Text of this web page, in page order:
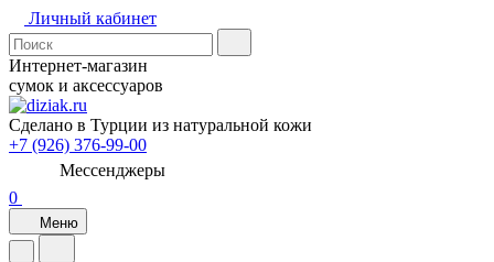
Личный кабинет
Интернет-магазин
сумок и аксессуаров
Сделано в Турции из натуральной кожи
+7 (926) 376-99-00
Мессенджеры
0
Меню